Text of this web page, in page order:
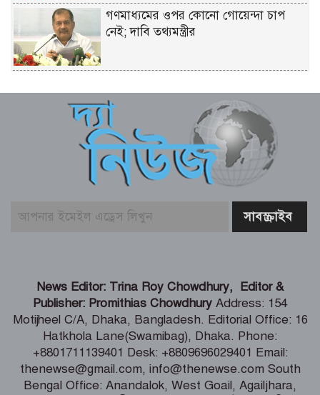
গণমাধ্যমের ওপর কোনো গোয়েন্দা চাপ
নেই; দাবি তথ্যমন্ত্রীর
পাঠালেন আসিফ মাহমুদ
আলোচিত কনটেন্ট ক্রিয়েটর রিপন মিয়া
গ্রেফতার
বিনামূল্যে চ্যাটজিপিটি ব্যবহারকারীদের জন্য
গণমাধ্যমের ওপর নিয়ন্ত্রণ নয়, প্রয়োজন
নিয়মতান্ত্রিক কাঠামো: তথ্য ও সম্প্রচারমন্ত্রী
টেকসই গণতন্ত্র প্রতিষ্ঠায় স্বাধীন ও শক্তিশালী
গণমাধ্যমের বিকল্প নেই -মির্জা ফখরুল
News Editor: Trina Roy Chowdhury, Editor &
Publisher: Promithias Chowdhury Address: 154
Motijheel C/A, Dhaka, Bangladesh. Editorial Office: 16
Hatkhola Lane(Swamibag), Dhaka. Phone:
+8801711139401 Desk: +8809696029401 Email:
thenewse@gmail.com, info@thenewse.com South
Bengal Office: Anandalok, West Goail, Agailjhara,